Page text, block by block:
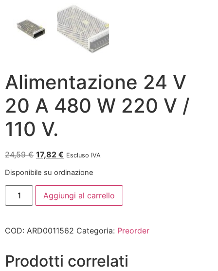
Alimentazione 24 V
20 A 480 W 220 V /
110 V.
24,59€ 17,82 € Escluso IVA
Disponibile su ordinazione
Aggiungi al carrello
COD: ARD0011562 Categoria: Preorder
Prodotti correlati